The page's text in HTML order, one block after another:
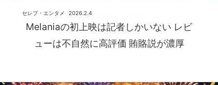
Melaniaの初上映は記者しかいない レビ
ューは不自然に高評価 賄賂説が濃厚
2026.2.4
セレブ・エンタメ